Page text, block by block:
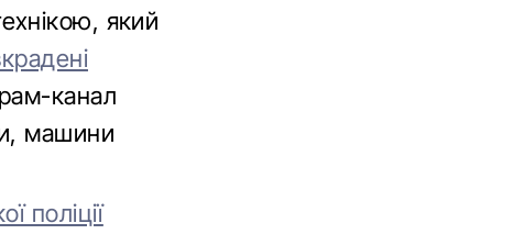
який
канал
машини
поліції